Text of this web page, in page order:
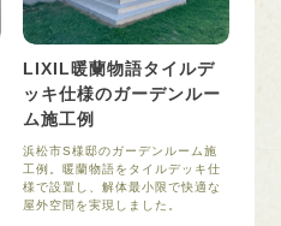
LIXIL暖蘭物語タイルデ
ッキ仕様のガーデンルー
ム施工例
浜松市S様邸のガーデンルーム施
工例。暖蘭物語をタイルデッキ仕
様で設置し、解体最小限で快適な
屋外空間を実現しました。